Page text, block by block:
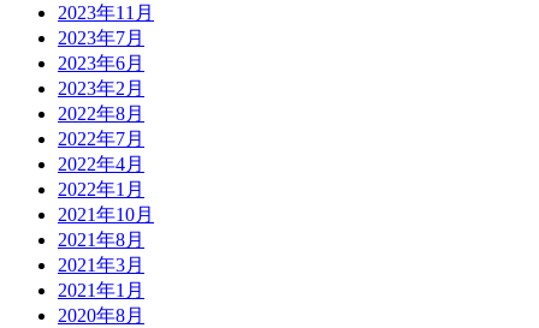
2023年11月
2023年7月
2023年6月
2023年2月
2022年8月
2022年7月
2022年4月
2022年1月
2021年10月
2021年8月
2021年3月
2021年1月
2020年8月